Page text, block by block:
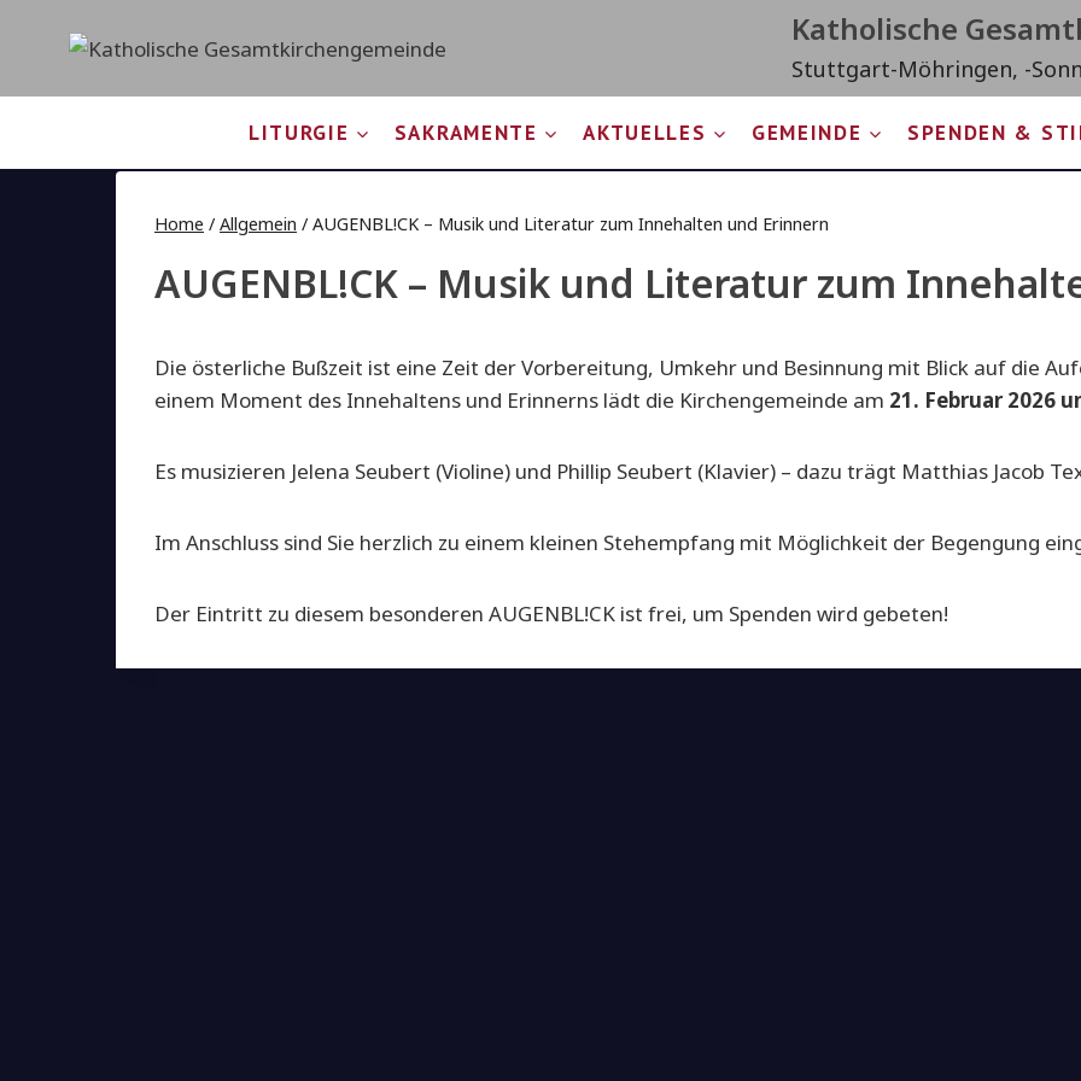
Katholische
Stuttgart-Möhringen, -
LITURGIE SAKRAMENTE AKTUELLES GEMEINDE SPENDEN &
Home / Allgemein / AUGENBL!CK – Musik und Literatur zum Innehalten und Erinnern
AUGENBL!CK – Musik und Literatur zum
Die österliche Bußzeit ist eine Zeit der Vorbereitung, Umkehr und Besinnung mit Blick auf die
einem Moment des Innehaltens und Erinnerns lädt die Kirchengemeinde am 21. Februar 2026
Es musizieren Jelena Seubert (Violine) und Phillip Seubert (Klavier) – dazu trägt Matthias Jacob
Im Anschluss sind Sie herzlich zu einem kleinen Stehempfang mit Möglichkeit der Begengung
Der Eintritt zu diesem besonderen AUGENBL!CK ist frei, um Spenden wird gebeten!